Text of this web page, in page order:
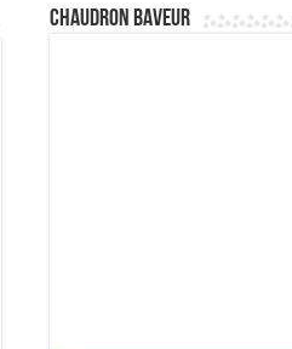
Chaudron Baveur